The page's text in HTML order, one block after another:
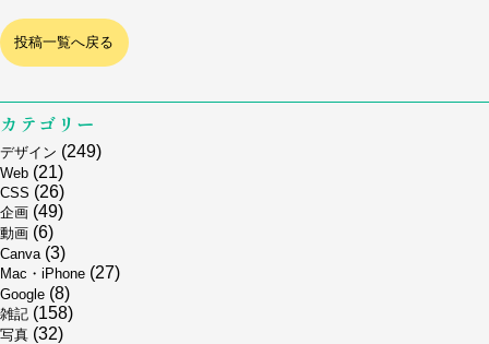
投稿一覧へ戻る
カテゴリー
デザイン (249)
Web (21)
CSS (26)
企画 (49)
動画 (6)
Canva (3)
Mac・iPhone (27)
Google (8)
雑記 (158)
写真 (32)